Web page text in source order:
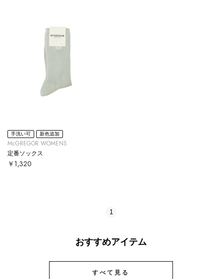
手洗い可 新色追加
McGREGOR WOMENS
定番ソックス
￥1,320
1
おすすめアイテム
すべて見る